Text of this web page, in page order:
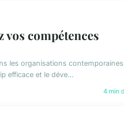
compétences
les organisations
efficace et le déve...
4 min